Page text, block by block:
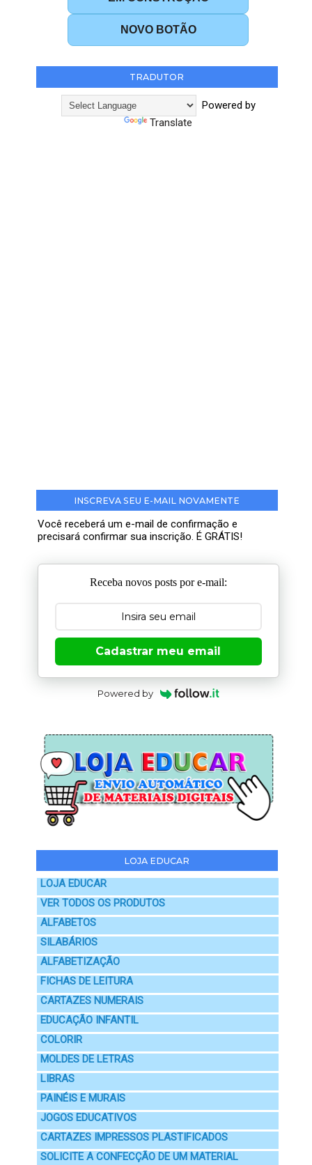
NOVO BOTÃO
TRADUTOR
Powered by
Translate
INSCREVA SEU E-MAIL NOVAMENTE
Você receberá um e-mail de confirmação e
precisará confirmar sua inscrição. É GRÁTIS!
Receba novos posts por e-mail:
Cadastrar meu email
Powered by
LOJA EDUCAR
LOJA EDUCAR
VER TODOS OS PRODUTOS
ALFABETOS
SILABÁRIOS
ALFABETIZAÇÃO
FICHAS DE LEITURA
CARTAZES NUMERAIS
EDUCAÇÃO INFANTIL
COLORIR
MOLDES DE LETRAS
LIBRAS
PAINÉIS E MURAIS
JOGOS EDUCATIVOS
CARTAZES IMPRESSOS PLASTIFICADOS
SOLICITE A CONFECÇÃO DE UM MATERIAL